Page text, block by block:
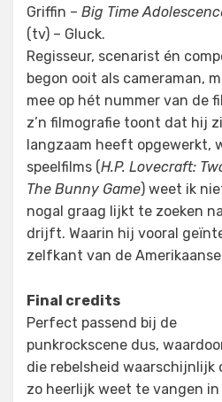
Griffin – Big Time
(tv) – Gluck.
Regisseur, scenarist én
begon ooit als cameraman,
mee op hét nummer van de
z’n filmografie toont dat hij
langzaam heeft opgewerkt,
speelfilms (H.P. Lovecraft:
The Bunny Game) weet ik
nogal graag lijkt te zoeken
drijft. Waarin hij vooral
zelfkant van de
Final credits
Perfect passend bij de
punkrockscene dus,
die rebelsheid waarschijnlijk
zo heerlijk weet te vangen in